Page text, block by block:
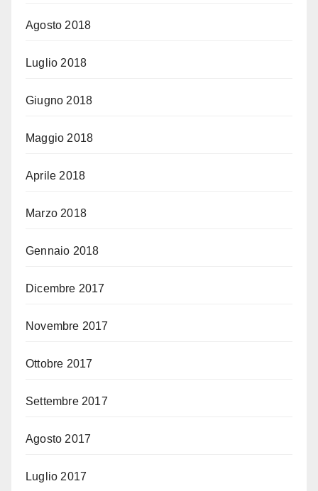
Agosto 2018
Luglio 2018
Giugno 2018
Maggio 2018
Aprile 2018
Marzo 2018
Gennaio 2018
Dicembre 2017
Novembre 2017
Ottobre 2017
Settembre 2017
Agosto 2017
Luglio 2017